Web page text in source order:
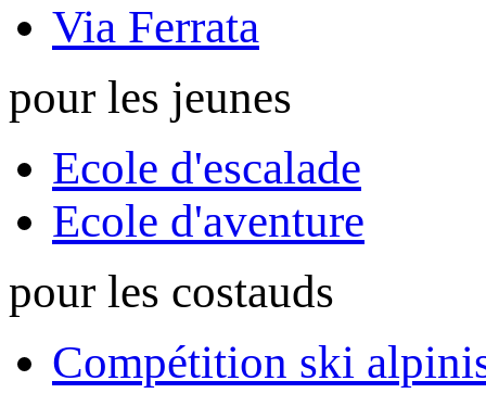
Via Ferrata
pour les jeunes
Ecole d'escalade
Ecole d'aventure
pour les costauds
Compétition ski